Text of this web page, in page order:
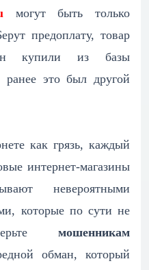
могут быть только
предоплату, товар
купили из базы
ранее это был другой
как грязь, каждый
интернет-магазины
невероятными
которые по сути не
мошенникам
обман, который